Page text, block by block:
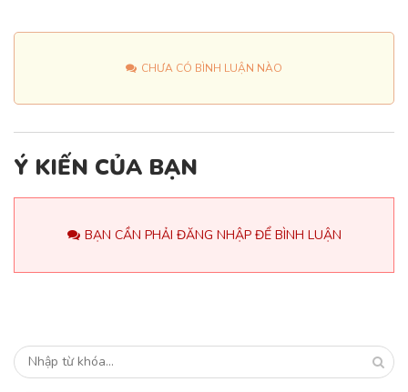
CHƯA CÓ BÌNH LUẬN NÀO
Ý KIẾN CỦA BẠN
BẠN CẦN PHẢI ĐĂNG NHẬP ĐỂ BÌNH LUẬN